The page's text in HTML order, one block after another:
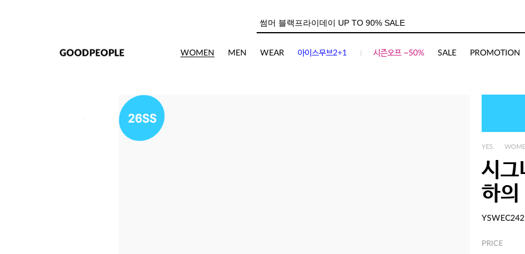
WOMEN MEN WEAR 아이스무브2+1 시즌오프 ~50% SALE PROMOTION
YES.
시그
하의
YSWEC242
PRICE